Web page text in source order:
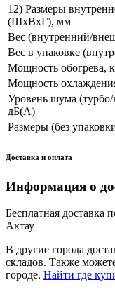
12) Размеры
(ШхВхГ), мм
Вес (внутренний/
Вес в упаковке
Мощность обогрева,
Мощность
Уровень шума
дБ(А)
Размеры (без
Доставка и оплата
Информация о
Бесплатная
Актау
В другие города
складов. Также
городе. Найти где